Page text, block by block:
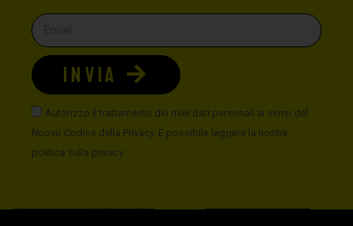
Autorizzo il trattamento dei miei dati personali ai sensi del
Nuovo Codice della Privacy. È possibile leggere la nostra
politica sulla privacy
INVIA